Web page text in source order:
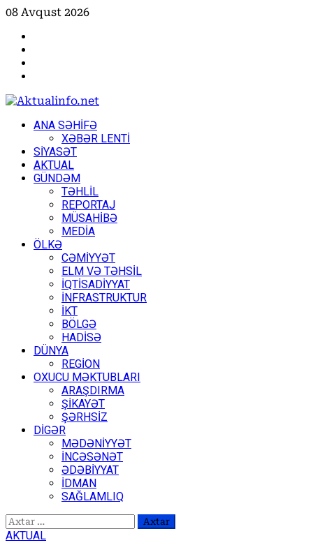
Skip
content
08 Avqust 2026
PrimaryANA SƏHİFƏ
XƏBƏR LENTİ
SİYASƏT
AKTUAL
GÜNDƏM
TƏHLİL
REPORTAJ
MÜSAHİBƏ
MEDİA
ÖLKƏ
CƏMİYYƏT
ELM VƏ TƏHSİL
İQTİSADİYYAT
İNFRASTRUKTUR
İKT
BÖLGƏ
HADİSƏ
DÜNYA
REGİON
OXUCU MƏKTUBLARI
ARAŞDIRMA
ŞİKAYƏT
ŞƏRHSİZ
DİGƏR
MƏDƏNİYYƏT
İNCƏSƏNƏT
ƏDƏBİYYAT
İDMAN
SAĞLAMLIQ
Axtarış:
AKTUAL